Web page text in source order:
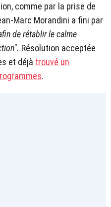
comme par la prise de
Marc Morandini a fini par
de rétablir le calme
Résolution acceptée
et déjà trouvé un
.